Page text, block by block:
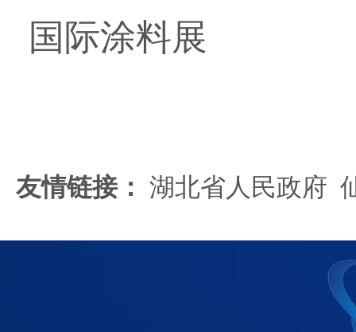
国际涂料展
友情链接： 湖北省人民政府